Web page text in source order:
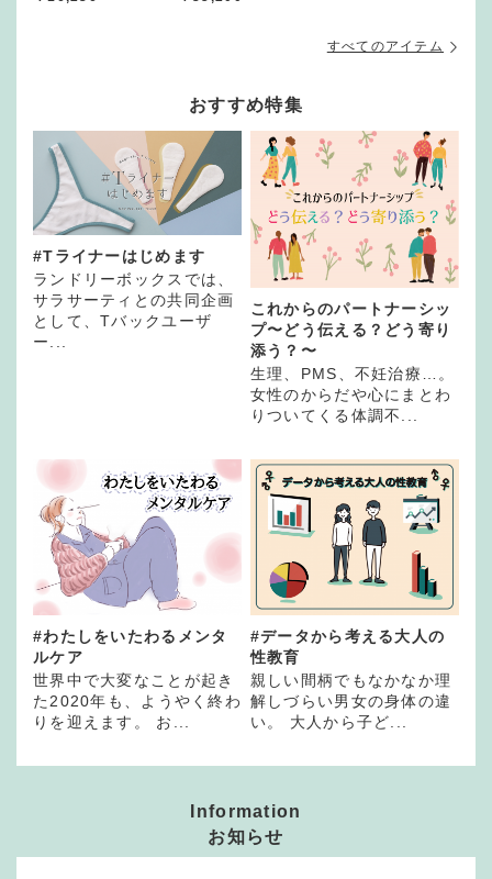
すべてのアイテム
おすすめ特集
#Tライナーはじめます
ランドリーボックスでは、
サラサーティとの共同企画
として、Tバックユーザ
ー...
これからのパートナーシッ
プ〜どう伝える？どう寄り
添う？〜
生理、PMS、不妊治療…。
女性のからだや心にまとわ
りついてくる体調不...
#わたしをいたわるメンタ
ルケア
世界中で大変なことが起き
た2020年も、ようやく終わ
りを迎えます。 お...
#データから考える大人の
性教育
親しい間柄でもなかなか理
解しづらい男女の身体の違
い。 大人から子ど...
Information
お知らせ